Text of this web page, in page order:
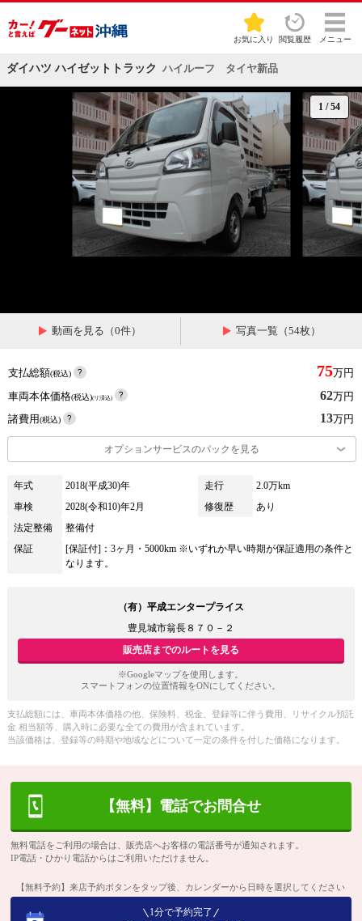
お気に入り 閲覧履歴 メニュー
ダイハツ ハイゼットトラック ハイルーフ タイヤ新品
1 /54
動画を見る（0件） 写真一覧（54枚）
支払総額(税込) 75万円
車両本体価格(税込)(リ済込) 62万円
諸費用(税込) 13万円
オプションサービスのパックを見る
年式 2018(平成30)年 走行
2.0万km
車検
2028(令和10)年2月 修復歴
あり
法定整備
整備付
保証
[保証付]：3ヶ月・5000km ※いずれか早い時期が保証適用の条件と
なります。
（有）平成エンタープライス
豊見城市翁長８７０－２
販売店までのルートを見る
※Googleマップを使用します。
スマートフォンの位置情報をONにしてください。
支払総額には、車両本体価格の他、保険料、税金、登録等に伴う費用、リサイクル預託
金 相当額等、購入時に必要な全ての費用が含まれています。
当該価格は、登録等の時期や地域などについて一定の条件を付した価格になります。
【無料】電話でお問合せ
無料電話をご利用の場合は、販売店へお客様の電話番号が通知されます。
IP電話・ひかり電話からはご利用いただけません。
【無料予約】来店予約ボタンをタップ後、カレンダーから日時を選択してください
1分で予約完了